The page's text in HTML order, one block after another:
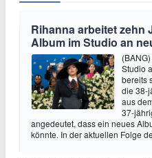
Rihanna arbeitet zehn
Album im Studio an
Studio
bereits
die 38-
aus
37-
angedeutet, dass ein neues
könnte. In der aktuellen Folge